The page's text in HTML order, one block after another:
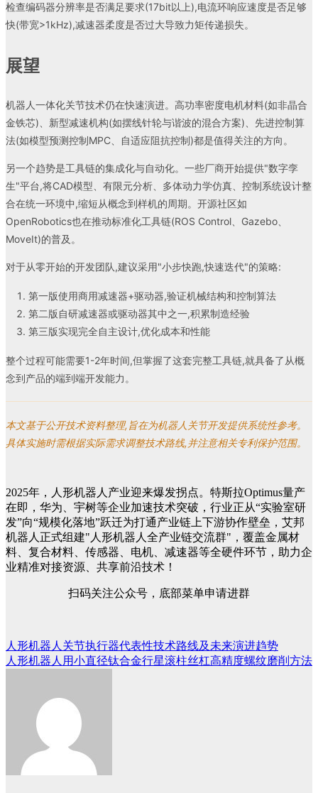
检查编码器分辨率是否满足要求(17bit以上),电流环响应速度是否足够
快(带宽>1kHz),减速器柔度是否过大导致力矩传递损失。
展望
机器人一体化关节技术仍在快速演进。高功率密度电机材料(如非晶合
金铁芯)、新型减速机构(如摆线针轮与谐波的混合方案)、先进控制算
法(如模型预测控制MPC、自适应阻抗控制)都是值得关注的方向。
另一个趋势是工具链的集成化与自动化。一些厂商开始提供"数字孪
生"平台,将CAD模型、有限元分析、多体动力学仿真、控制系统设计整
合在统一环境中,缩短从概念到样机的周期。开源社区如
OpenRobotics也在推动标准化工具链(ROS Control、Gazebo、
MoveIt)的普及。
对于从零开始的开发团队,建议采用"小步快跑,快速迭代"的策略:
第一版使用商用减速器+驱动器,验证机械结构和控制算法
第二版自研减速器或驱动器其中之一,积累制造经验
第三版实现完全自主设计,优化成本和性能
整个过程可能需要1-2年时间,但掌握了这套完整工具链,就具备了从概
念到产品的端到端开发能力。
本文基于公开技术资料整理,旨在为机器人关节开发提供系统性参考。
具体实施时需根据实际需求调整技术路线,并注意相关专利保护范围。
2025年，人形机器人产业迎来爆发拐点。特斯拉Optimus量产
在即，华为、宇树等企业加速技术突破，行业正从“实验室研
发”向“规模化落地”跃迁为打通产业链上下游协作壁垒，艾邦
机器人正式组建"人形机器人全产业链交流群"，覆盖金属材
料、复合材料、传感器、电机、减速器等全硬件环节，助力企
业精准对接资源、共享前沿技术！
扫码关注公众号，底部菜单申请进群
文
章
人形机器人关节执行器代表性技术路线及未来演进趋势
人形机器人用小直径钛合金行星滚柱丝杠高精度螺纹磨削方法